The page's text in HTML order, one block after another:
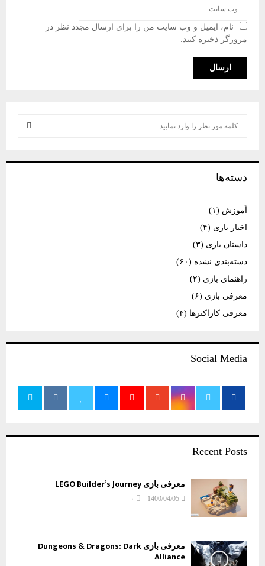
نام، ایمیل و وب سایت من را برای ارسال مجدد نظر در
مرورگر ذخیره کنید.
h
o
:
دسته‌ها
آموزش (۱)
اخبار بازی (۴)
داستان بازی (۳)
دسته‌بندی نشده (۶۰)
راهنمای بازی (۲)
معرفی بازی (۶)
معرفی کاراکترها (۴)
Social Media
Recent Posts
معرفی بازی LEGO Builder’s Journey
1400/04/05 ۰
معرفی بازی Dungeons & Dragons: Dark
Alliance